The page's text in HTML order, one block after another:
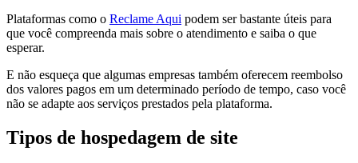
Plataformas como o Reclame Aqui podem ser bastante úteis para
que você compreenda mais sobre o atendimento e saiba o que
esperar.
E não esqueça que algumas empresas também oferecem reembolso
dos valores pagos em um determinado período de tempo, caso você
não se adapte aos serviços prestados pela plataforma.
Tipos de hospedagem de site